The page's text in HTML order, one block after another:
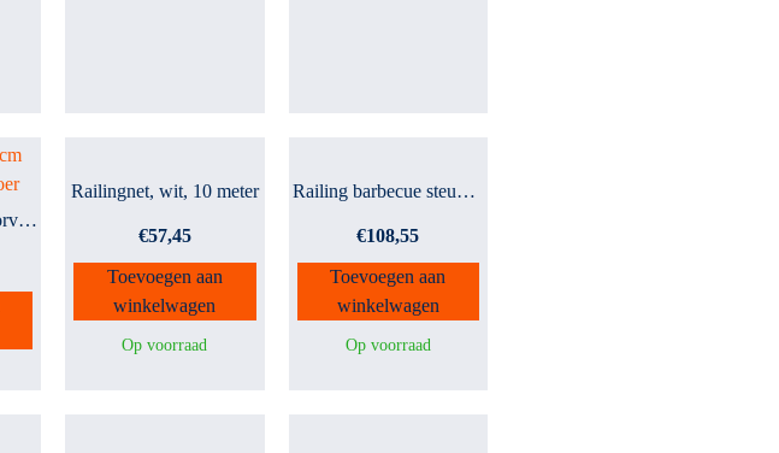
Scepter 45 cm 1 doorvoer
Op voorraad
Railingnet, wit, 10 meter
€57,45
Toevoegen aan
winkelwagen
Op voorraad
Railing barbecue steun 25...
€108,55
Toevoegen aan
winkelwagen